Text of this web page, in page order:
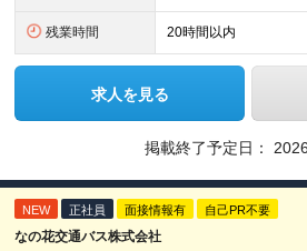
残業時間 20時間以内
求人を見る
掲載終了予定日：
NEW 正社員 面接情報有 自己PR不要
なの花交通バス株式会社